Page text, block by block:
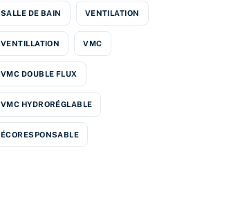
SALLE DE BAIN VENTILATION
VENTILLATION VMC
VMC DOUBLE FLUX
VMC HYDRORÉGLABLE
ÉCORESPONSABLE